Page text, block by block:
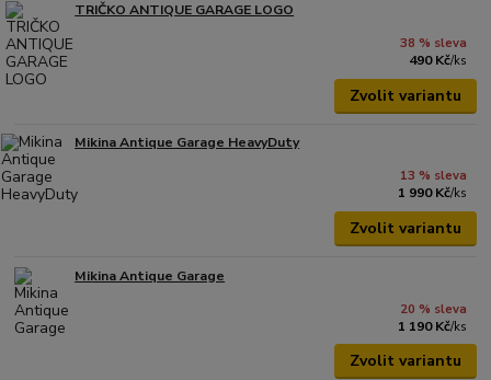
TRIČKO ANTIQUE GARAGE LOGO
38 % sleva
490 Kč/ks
Zvolit variantu
Mikina Antique Garage HeavyDuty
13 % sleva
1 990 Kč/ks
Zvolit variantu
Mikina Antique Garage
20 % sleva
1 190 Kč/ks
Zvolit variantu